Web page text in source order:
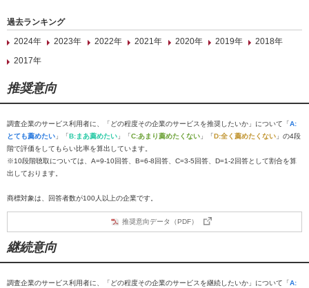
過去ランキング
2024年
2023年 2022年 2021年 2020年 2019年
2018年
2017年
推奨意向
調査企業のサービス利用者に、「どの程度その企業のサービスを推奨したいか」について「A:
とても薦めたい 」「B:まあ薦めたい 」「C:あまり薦めたくない 」「D:全く薦めたくない 」の4段
階で評価をしてもらい比率を算出しています。
※10段階聴取については、A=9-10回答、B=6-8回答、C=3-5回答、D=1-2回答として割合を算
出しております。
商標対象は、回答者数が100人以上の企業です。
推奨意向データ（PDF）
継続意向
調査企業のサービス利用者に、「どの程度その企業のサービスを継続したいか」について「A: